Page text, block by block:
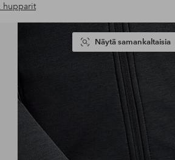
hupparit
Näytä samankaltaisia